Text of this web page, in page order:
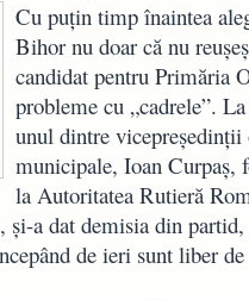
Cu puţin timp înaintea
Bihor nu doar că nu
candidat pentru Primăria
probleme cu „cadrele”.
unul dintre vicepreşedinţii
municipale, Ioan Curpaş,
la Autoritatea Rutieră
şi-a dat demisia din
de ieri sunt liber